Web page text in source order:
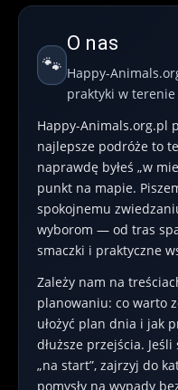
🐾
O nas
Happy-
praktyki w terenie
Happy-Animals.org.pl
najlepsze podróże to
naprawdę byłeś „w
punkt na mapie.
spokojnemu
wyborom — od tras
smaczki i praktyczne
Zależy nam na
planowaniu: co warto
ułożyć plan dnia i jak
dłuższe przejścia.
„na start”, zajrzyj do
pomysły na wypady